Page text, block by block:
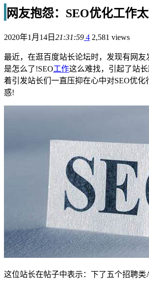
网友抱怨：SEO优化工作
2020年1月14日 21:31:59 4 2,581 views
最近，在逛百度站长论坛时，发现有网友
是怎么了!SEO工作这么难找，引起了站
着引发站长们一直压抑在心中对SEO优化
惑!
这位站长在帖子中表示：下了五个招聘类